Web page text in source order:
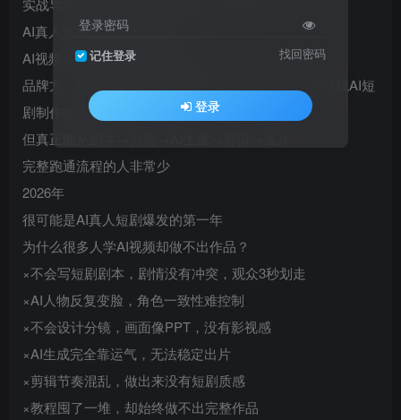
实战导师全程陪跑·小白也能做出电影感AI短剧
AI真人短剧风口正在到来
AI视频正在进入真人短剧时代
品牌方、MCN机构、短视频团队、内容创业者都在寻找AI短
剧制作能力
但真正能从剧本→分镜→AI生成→剪辑→成片
完整跑通流程的人非常少
2026年
很可能是AI真人短剧爆发的第一年
为什么很多人学AI视频却做不出作品？
×不会写短剧剧本，剧情没有冲突，观众3秒划走
×AI人物反复变脸，角色一致性难控制
×不会设计分镜，画面像PPT，没有影视感
×AI生成完全靠运气，无法稳定出片
×剪辑节奏混乱，做出来没有短剧质感
×教程囤了一堆，却始终做不出完整作品
登录密码
记住登录 找回密码
登录